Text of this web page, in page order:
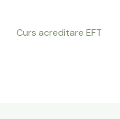
Curs acreditare EFT